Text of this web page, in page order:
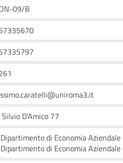
09/B
Silvio D'Amico 77
Dipartimento di Economia Aziendale
Dipartimento di Economia Aziendale